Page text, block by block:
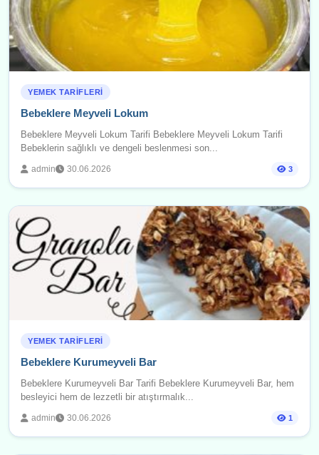
YEMEK TARIFLERI
Bebeklere Meyveli Lokum
Bebeklere Meyveli Lokum Tarifi Bebeklere Meyveli Lokum Tarifi
Bebeklerin sağlıklı ve dengeli beslenmesi son...
admin 30.06.2026 3
YEMEK TARIFLERI
Bebeklere Kurumeyveli Bar
Bebeklere Kurumeyveli Bar Tarifi Bebeklere Kurumeyveli Bar, hem
besleyici hem de lezzetli bir atıştırmalık...
admin 30.06.2026 1